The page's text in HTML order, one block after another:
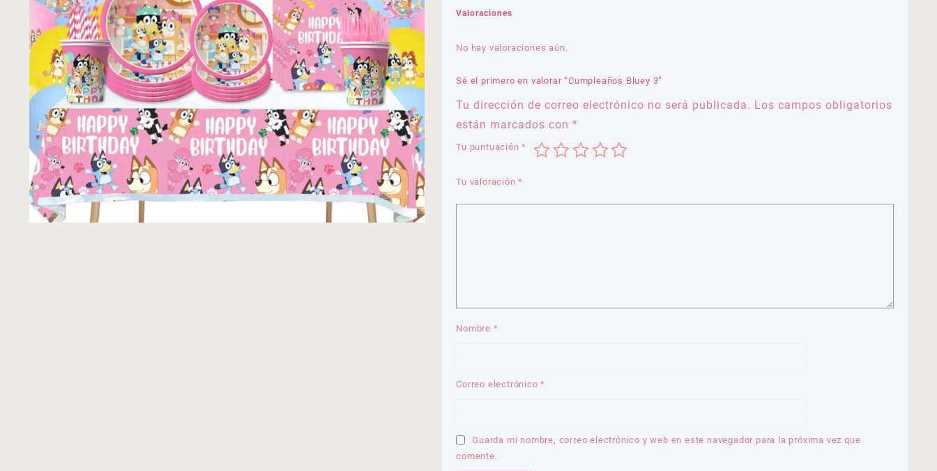
Valoraciones
No hay valoraciones aún.
Sé el primero en valorar “Cumpleaños Bluey 3”
Tu dirección de correo electrónico no será publicada. Los campos obligatorios
están marcados con*
Tu puntuación*
Tu valoración*
Nombre *
Correo electrónico*
Guarda mi nombre, correo electrónico y web en este navegador para la próxima vez que
comente.